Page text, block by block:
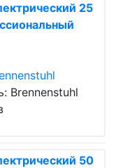
25
Brennenstuhl
50